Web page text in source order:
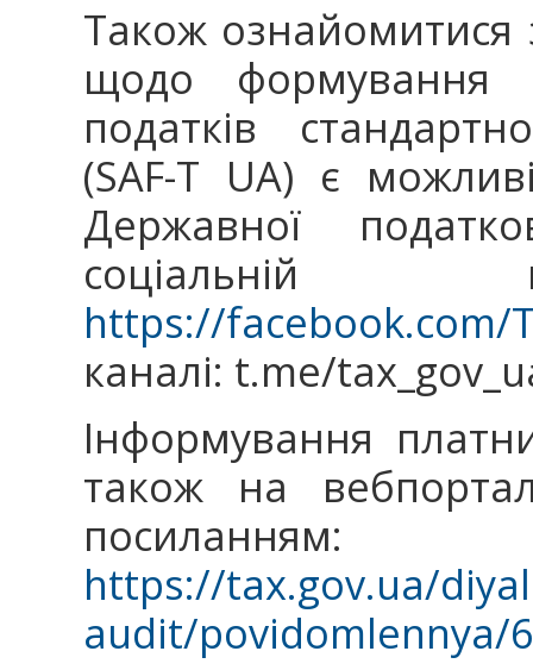
Також ознайомитися
щодо формування
податків
(SAF-T UA) є
Державної
соціальній
https://
каналі: t.me/
Інформування
також на
посиланням:
https://tax.gov.ua/
audit/povidomlennya/